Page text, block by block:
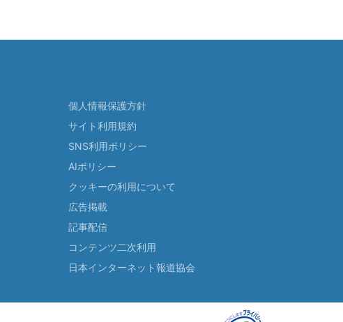
個人情報保護方針
サイト利用規約
SNS利用ポリシー
AIポリシー
クッキーの利用について
広告掲載
記事配信
コンテンツ二次利用
日本インターネット報道協会